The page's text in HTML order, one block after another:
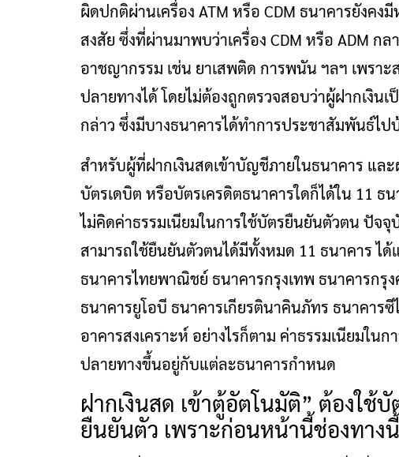
ผิดปกติผ่านเครื่อง ATM หรือ CDM ธนาคารยังค
สงสัย ซึ่งที่ผ่านมาพบว่าเครื่อง CDM หรือ ADM ก
อาชญากรรม เช่น ยาเสพติด การพนัน ฯลฯ เพราะ
ปลายทางได้ โดยไม่ต้องถูกตรวจสอบว่าผู้ฝากเงิน
กล่าว ซึ่งมีบางธนาคารได้ทำการประชาสัมพันธ์ไป
สำหรับผู้ที่ฝากเงินสดเข้าบัญชีภายในธนาคาร และ
บัตรเดบิต หรือบัตรเครดิตธนาคารใดก็ได้ใน 11 ธ
ไม่คิดค่าธรรมเนียมในการใช้บัตรยืนยันตัวตน ปัจ
สามารถใช้ยืนยันตัวตนได้มีทั้งหมด 11 ธนาคาร ได้
ธนาคารไทยพาณิชย์ ธนาคารกรุงเทพ ธนาคารกรุ
ธนาคารยูโอบี ธนาคารเกียรตินาคินภัทร ธนาคาร
อาคารสงเคราะห์ อย่างไรก็ตาม ค่าธรรมเนียมใ
ปลายทางขึ้นอยู่กับแต่ละธนาคารกำหนด
ฝากเงินสด เข้าตู้อัตโนมัติ” ต้องใช้
ยืนยันตัว เพราะก่อนหน้านี้ช่องทาง